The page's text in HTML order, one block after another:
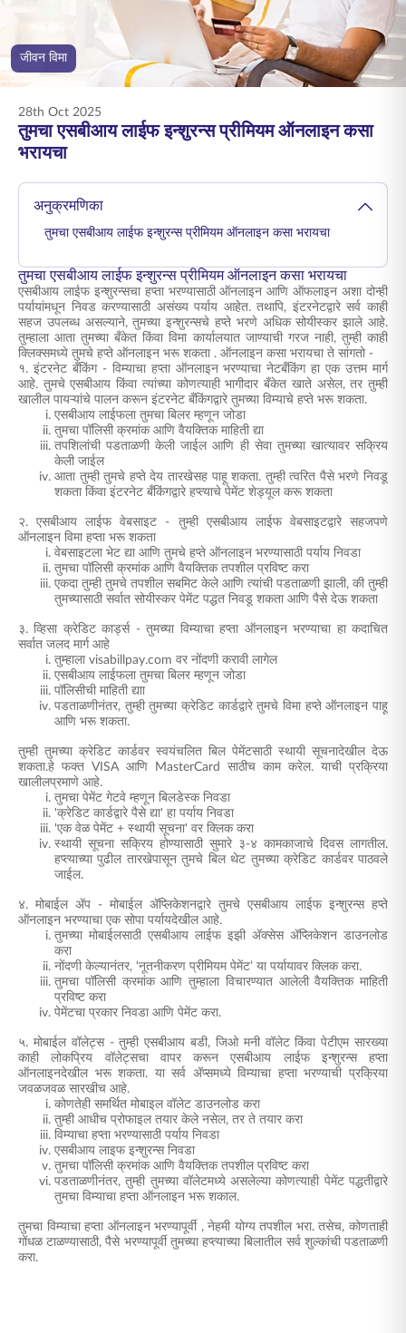
ऑनलाइन खरेदी करा प्रीमियम भरा
जीवन विमा
28th Oct 2025
तुमचा एसबीआय लाईफ इन्शुरन्स प्रीमियम ऑनलाइन कसा
भरायचा
अनुक्रमणिका
तुमचा एसबीआय लाईफ इन्शुरन्स प्रीमियम ऑनलाइन कसा भरायचा
तुमचा एसबीआय लाईफ इन्शुरन्स प्रीमियम ऑनलाइन कसा भरायचा
एसबीआय लाईफ इन्शुरन्सचा हप्ता भरण्यासाठी ऑनलाइन आणि ऑफलाइन अशा दोन्ही
पर्यायांमधून निवड करण्यासाठी असंख्य पर्याय आहेत. तथापि, इंटरनेटद्वारे सर्व काही
सहज उपलब्ध असल्याने, तुमच्या इन्शुरन्सचे हप्ते भरणे अधिक सोयीस्कर झाले आहे.
तुम्हाला आता तुमच्या बँकेत किंवा विमा कार्यालयात जाण्याची गरज नाही, तुम्ही काही
क्लिक्समध्ये तुमचे हप्ते ऑनलाइन भरू शकता . ऑनलाइन कसा भरायचा ते सांगतो -
१. इंटरनेट बँकिंग - विम्याचा हप्ता ऑनलाइन भरण्याचा नेटबँकिंग हा एक उत्तम मार्ग
आहे. तुमचे एसबीआय किंवा त्यांच्या कोणत्याही भागीदार बँकेत खाते असेल, तर तुम्ही
खालील पायऱ्यांचे पालन करून इंटरनेट बँकिंगद्वारे तुमच्या विम्याचे हप्ते भरू शकता.
एसबीआय लाईफला तुमचा बिलर म्हणून जोडा
तुमचा पॉलिसी क्रमांक आणि वैयक्तिक माहिती द्या
तपशिलांची पडताळणी केली जाईल आणि ही सेवा तुमच्या खात्यावर सक्रिय
केली जाईल
आता तुम्ही तुमचे हप्ते देय तारखेसह पाहू शकता. तुम्ही त्वरित पैसे भरणे निवडू
शकता किंवा इंटरनेट बँकिंगद्वारे हप्त्याचे पेमेंट शेड्यूल करू शकता
२. एसबीआय लाईफ वेबसाइट - तुम्ही एसबीआय लाईफ वेबसाइटद्वारे सहजपणे
ऑनलाइन विमा हप्ता भरू शकता
वेबसाइटला भेट द्या आणि तुमचे हप्ते ऑनलाइन भरण्यासाठी पर्याय निवडा
तुमचा पॉलिसी क्रमांक आणि वैयक्तिक तपशील प्रविष्ट करा
एकदा तुम्ही तुमचे तपशील सबमिट केले आणि त्यांची पडताळणी झाली, की तुम्ही
तुमच्यासाठी सर्वात सोयीस्कर पेमेंट पद्धत निवडू शकता आणि पैसे देऊ शकता
३. व्हिसा क्रेडिट कार्ड्स - तुमच्या विम्याचा हप्ता ऑनलाइन भरण्याचाहा कदाचित
सर्वात जलद मार्ग आहे
तुम्हाला visabillpay.com वर नोंदणी करावी लागेल
एसबीआय लाईफला तुमचा बिलर म्हणून जोडा
पॉलिसीची माहिती द्याा
पडताळणीनंतर, तुम्ही तुमच्या क्रेडिट कार्डद्वारेतुमचे विमा हप्ते ऑनलाइन पाहू
आणि भरूशकता.
तुम्ही तुमच्या क्रेडिट कार्डवर स्वयंचलित बिल पेमेंटसाठी स्थायी सूचनादेखील देऊ
शकता.हे फक्त VISA आणि MasterCard साठीच काम करेल. याची प्रक्रिया
खालीलप्रमाणे आहे.
तुमचा पेमेंट गेटवे म्हणून बिलडेस्क निवडा
'क्रेडिट कार्डद्वारे पैसे द्या' हा पर्याय निवडा
'एक वेळ पेमेंट + स्थायी सूचना' वर क्लिक करा
स्थायी सूचना सक्रिय होण्यासाठी सुमारे ३-४ कामकाजाचे दिवस लागतील.
हप्त्याच्या पुढील तारखेपासून तुमचे बिल थेट तुमच्या क्रेडिट कार्डवर पाठवले
जाईल.
४. मोबाईल ॲप - मोबाईल ॲप्लिकेशनद्वारे तुमचे एसबीआय लाईफ इन्शुरन्स हप्ते
ऑनलाइन भरण्याचा एक सोपा पर्यायदेखील आहे.
तुमच्या मोबाईलसाठी एसबीआय लाईफ इझी अ‍ॅक्सेस ॲप्लिकेशन डाउनलोड
करा
नोंदणी केल्यानंतर, ‘नूतनीकरण प्रीमियम पेमेंट’ या पर्यायावर क्लिक करा.
तुमचा पॉलिसी क्रमांक आणि तुम्हाला विचारण्यात आलेली वैयक्तिक माहिती
प्रविष्ट करा
पेमेंटचा प्रकार निवडा आणि पेमेंट करा.
५. मोबाईल वॉलेट्स - तुम्ही एसबीआय बडी, जिओ मनी वॉलेट किंवा पेटीएम सारख्या
काही लोकप्रिय वॉलेट्सचा वापर करून एसबीआय लाईफ इन्शुरन्स हप्ता
ऑनलाइनदेखील भरू शकता. या सर्व अ‍ॅप्समध्ये विम्याचा हप्ता भरण्याची प्रक्रिया
जवळजवळ सारखीच आहे.
कोणतेही समर्थित मोबाइल वॉलेट डाउनलोड करा
तुम्ही आधीच प्रोफाइल तयार केले नसेल, तर ते तयार करा
विम्याचा हप्ता भरण्यासाठी पर्याय निवडा
एसबीआय लाइफ इन्शुरन्स निवडा
तुमचा पॉलिसी क्रमांक आणि वैयक्तिक तपशील प्रविष्ट करा
पडताळणीनंतर, तुम्ही तुमच्या वॉलेटमध्ये असलेल्या कोणत्याही पेमेंट पद्धतीद्वारे
तुमचा विम्याचा हप्ता ऑनलाइन भरूशकाल.
तुमचा विम्याचा हप्ता ऑनलाइन भरण्यापूर्वी , नेहमी योग्य तपशील भरा. तसेच, कोणताही
गोंधळ टाळण्यासाठी, पैसे भरण्यापूर्वी तुमच्या हप्त्याच्या बिलातील सर्व शुल्कांची पडताळणी
करा.